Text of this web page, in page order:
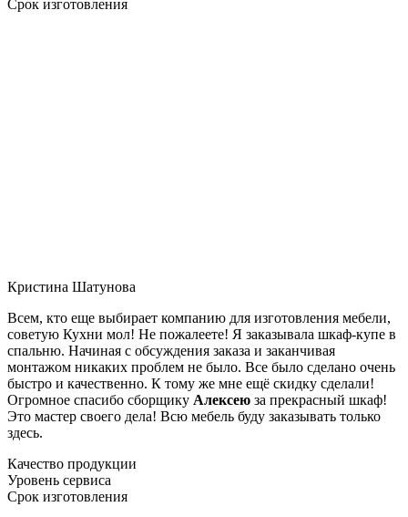
Срок изготовления
Кристина Шатунова
Всем, кто еще выбирает компанию для изготовления мебели,
советую Кухни мол! Не пожалеете! Я заказывала шкаф-купе в
спальню. Начиная с обсуждения заказа и заканчивая
монтажом никаких проблем не было. Все было сделано очень
быстро и качественно. К тому же мне ещё скидку сделали!
Огромное спасибо сборщику Алексею за прекрасный шкаф!
Это мастер своего дела! Всю мебель буду заказывать только
здесь.
Качество продукции
Уровень сервиса
Срок изготовления